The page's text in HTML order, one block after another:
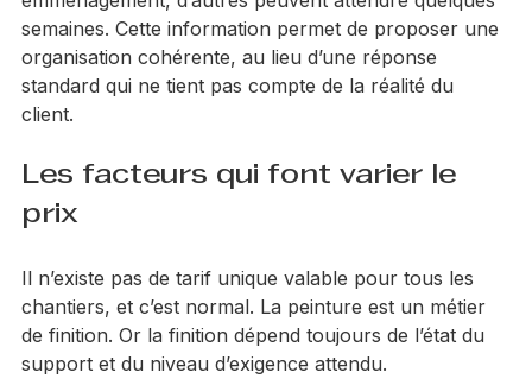
Préciser le délai souhaité aide également. Certains
chantiers doivent être réalisés avant un
emménagement, d’autres peuvent attendre quelques
semaines. Cette information permet de proposer une
standard qui ne tient pas compte de la réalité du
client.
Les facteurs qui font varier le
prix
Il n’existe pas de tarif unique valable pour tous les